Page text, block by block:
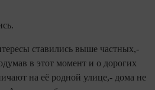
ставились выше частных,-
в этот момент и о дорогих
на её родной улице,- дома не